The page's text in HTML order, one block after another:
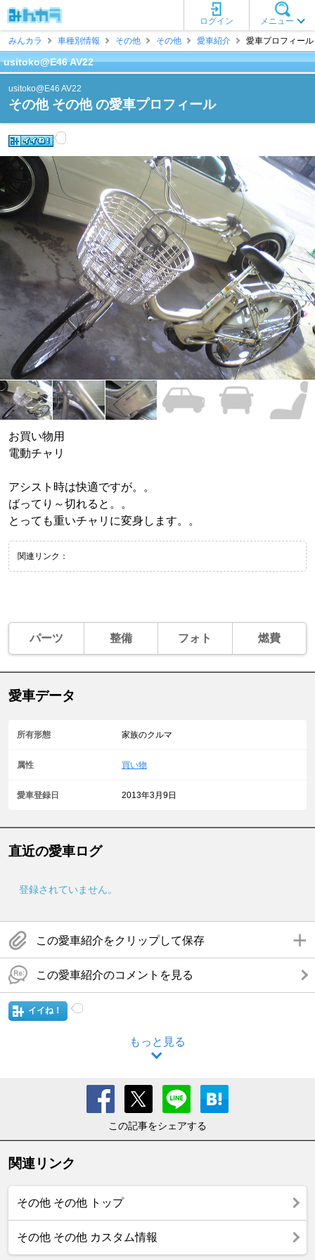
メニュー
ログイン
みんカラ
車種別情報 その他 その他 愛車紹介 愛車プロフィー
usitoko@E46 AV22
usitoko@E46 AV22
その他 その他 の愛車プロフィール
お買い物用
電動チャリ
アシスト時は快適ですが。。
ばってり～切れると。。
とっても重いチャリに変身します。。
関連リンク：
パーツ 整備 フォト 燃費
愛車データ
所有形態 家族のクルマ
属性 買い物
愛車登録日 2013年3月9日
直近の愛車ログ
登録されていません。
この愛車紹介をクリップして保存
この愛車紹介のコメントを見る
イイね！
もっと見る
この記事をシェアする
関連リンク
その他 その他 トップ
その他 その他 カスタム情報